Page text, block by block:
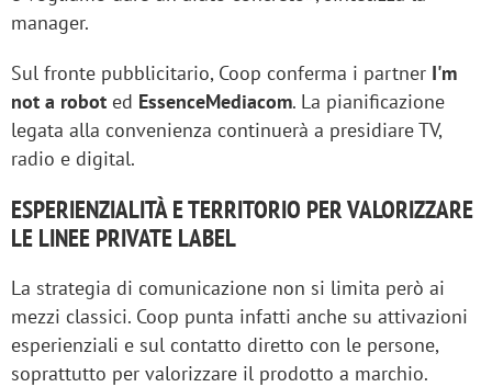
manager.
Sul fronte pubblicitario, Coop conferma i partner I'm
not a robot ed EssenceMediacom. La pianificazione
legata alla convenienza continuerà a presidiare TV,
radio e digital.
ESPERIENZIALITÀ E TERRITORIO PER VALORIZZARE
LE LINEE PRIVATE LABEL
La strategia di comunicazione non si limita però ai
mezzi classici. Coop punta infatti anche su attivazioni
esperienziali e sul contatto diretto con le persone,
soprattutto per valorizzare il prodotto a marchio.